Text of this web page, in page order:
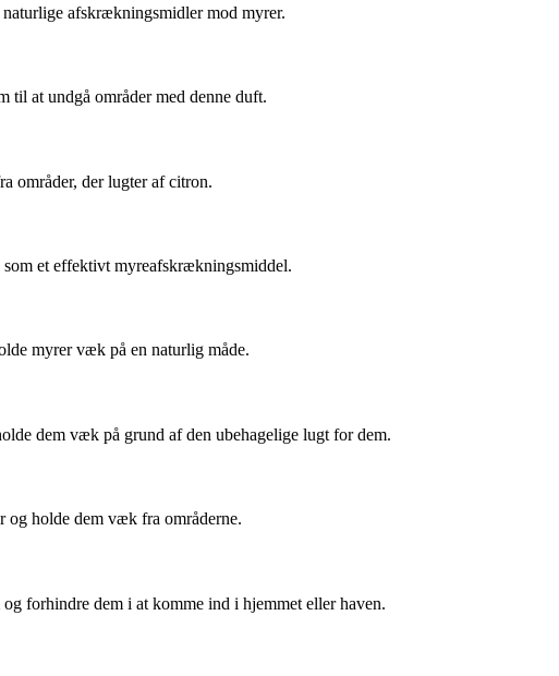
afskrækningsmidler mod myrer.
til at undgå områder med denne duft.
områder, der lugter af citron.
et effektivt myreafskrækningsmiddel.
myrer væk på en naturlig måde.
dem væk på grund af den ubehagelige lugt for dem.
og holde dem væk fra områderne.
forhindre dem i at komme ind i hjemmet eller haven.